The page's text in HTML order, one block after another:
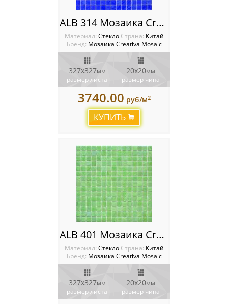
ALB 314 Мозаика Creativa mosaic Alba
Материал: Стекло Cтрана: Китай
Бренд: Мозаика Creativa Mosaic
327х327мм
размер листа
20х20мм
размер чипа
3740.00 руб/м2
КУПИТЬ
ALB 401 Мозаика Creativa mosaic Alba
Материал: Стекло Cтрана: Китай
Бренд: Мозаика Creativa Mosaic
327х327мм
размер листа
20х20мм
размер чипа